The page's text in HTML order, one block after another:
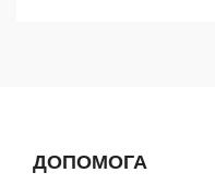
ДОПОМОГА